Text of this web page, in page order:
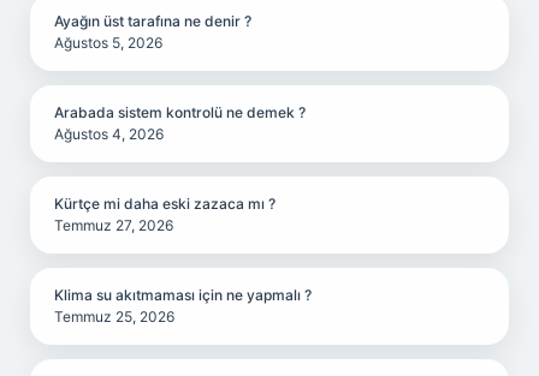
Ayağın üst tarafına ne denir ?
Ağustos 5, 2026
Arabada sistem kontrolü ne demek ?
Ağustos 4, 2026
Kürtçe mi daha eski zazaca mı ?
Temmuz 27, 2026
Klima su akıtmaması için ne yapmalı ?
Temmuz 25, 2026